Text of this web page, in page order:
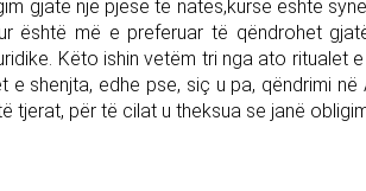
gjatë një pjese të natës,kurse është
është më e preferuar të qëndrohet
Këto ishin vetëm tri nga ato ritualet
e shenjta, edhe pse, siç u pa, qëndrimi
tjerat, për të cilat u theksua se janë